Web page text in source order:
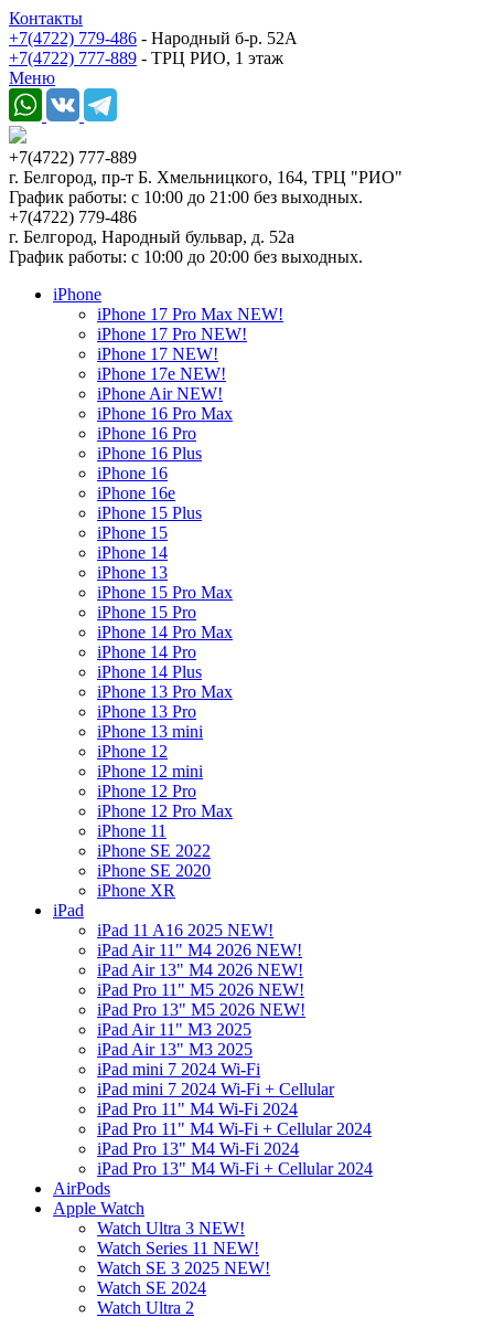
Контакты
+7(4722) 779-486 - Народный б-р. 52А
+7(4722) 777-889 - ТРЦ РИО, 1 этаж
Меню
+7(4722) 777-889
г. Белгород, пр-т Б. Хмельницкого, 164, ТРЦ "РИО"
График работы: с 10:00 до 21:00 без выходных.
+7(4722) 779-486
г. Белгород, Народный бульвар, д. 52а
График работы: с 10:00 до 20:00 без выходных.
iPhone
iPhone 17 Pro Max NEW!
iPhone 17 Pro NEW!
iPhone 17 NEW!
iPhone 17e NEW!
iPhone Air NEW!
iPhone 16 Pro Max
iPhone 16 Pro
iPhone 16 Plus
iPhone 16
iPhone 16e
iPhone 15 Plus
iPhone 15
iPhone 14
iPhone 13
iPhone 15 Pro Max
iPhone 15 Pro
iPhone 14 Pro Max
iPhone 14 Pro
iPhone 14 Plus
iPhone 13 Pro Max
iPhone 13 Pro
iPhone 13 mini
iPhone 12
iPhone 12 mini
iPhone 12 Pro
iPhone 12 Pro Max
iPhone 11
iPhone SE 2022
iPhone SE 2020
iPhone XR
iPad
iPad 11 A16 2025 NEW!
iPad Air 11" M4 2026 NEW!
iPad Air 13" M4 2026 NEW!
iPad Pro 11" M5 2026 NEW!
iPad Pro 13" M5 2026 NEW!
iPad Air 11" M3 2025
iPad Air 13" M3 2025
iPad mini 7 2024 Wi-Fi
iPad mini 7 2024 Wi-Fi + Cellular
iPad Pro 11" M4 Wi-Fi 2024
iPad Pro 11" M4 Wi-Fi + Cellular 2024
iPad Pro 13" M4 Wi-Fi 2024
iPad Pro 13" M4 Wi-Fi + Cellular 2024
AirPods
Apple Watch
Watch Ultra 3 NEW!
Watch Series 11 NEW!
Watch SE 3 2025 NEW!
Watch SE 2024
Watch Ultra 2